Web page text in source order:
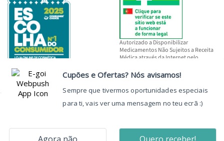
Autorizado a Disponibilizar
Medicamentos Não Sujeitos a Receita
Médica através da Internet pelo